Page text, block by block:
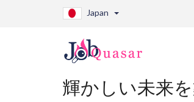
Japan
輝かしい未来